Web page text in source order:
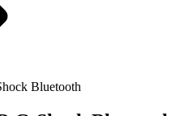
Bluetooth